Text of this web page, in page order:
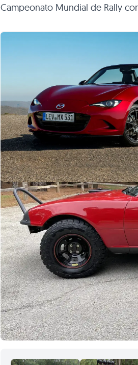
Campeonato Mundial de Rally